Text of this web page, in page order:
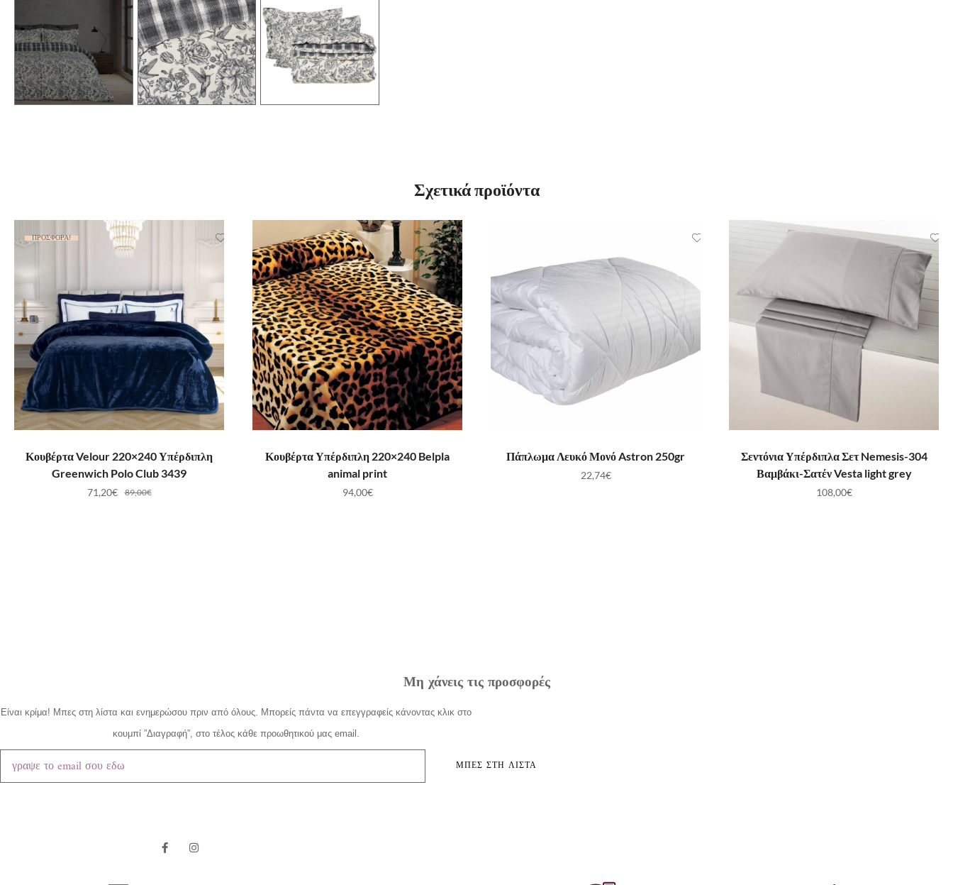
Σχετικά προϊόντα
ΠΡΟΣΦΟΡΆ!
ΠΡΟΣΘΉΚΗ ΣΤΟ ΚΑΛΆΘΙ
Κουβέρτα Velour 220×240 Υπέρδιπλη
Greenwich Polo Club 3439
89,00€
71,20€
ΠΡΟΣΘΉΚΗ ΣΤΟ ΚΑΛΆΘΙ
Κουβέρτα Υπέρδιπλη 220×240 Belpla
animal print
94,00€
ΠΡΟΣΘΉΚΗ ΣΤΟ ΚΑΛΆΘΙ
Πάπλωμα Λευκό Μονό Astron 250gr
22,74€
ΠΡΟΣΘΉΚΗ ΣΤΟ ΚΑΛΆΘΙ
Σεντόνια Υπέρδιπλα Σετ Nemesis-304
Βαμβάκι-Σατέν Vesta light grey
108,00€
Μη χάνεις τις προσφορές
Είναι κρίμα! Μπες στη λίστα και ενημερώσου πριν από όλους. Μπορείς πάντα να επεγγραφείς κάνοντας κλικ στο
κουμπί ”Διαγραφή”, στο τέλος κάθε προωθητικού μας email.
ΜΠΕΣ ΣΤΗ ΛΙΣΤΑ